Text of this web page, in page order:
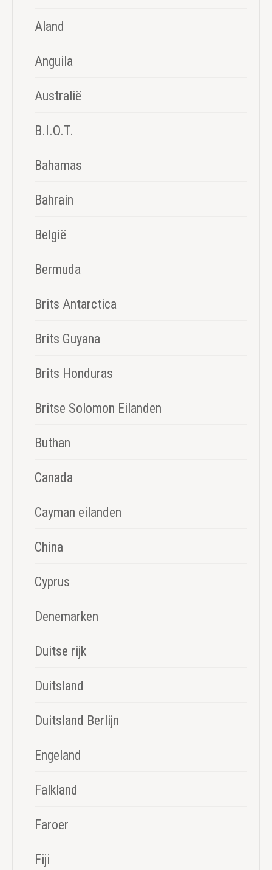
Aland
Anguila
Australië
B.I.O.T.
Bahamas
Bahrain
België
Bermuda
Brits Antarctica
Brits Guyana
Brits Honduras
Britse Solomon Eilanden
Buthan
Canada
Cayman eilanden
China
Cyprus
Denemarken
Duitse rijk
Duitsland
Duitsland Berlijn
Engeland
Falkland
Faroer
Fiji